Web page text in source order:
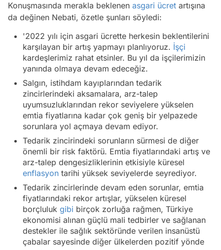
Konuşmasında merakla beklenen asgari ücret artışına
da değinen Nebati, özetle şunları söyledi:
'2022 yılı için asgari ücrette herkesin beklentilerini
karşılayan bir artış yapmayı planlıyoruz. İşçi
kardeşlerimiz rahat etsinler. Bu yıl da işçilerimizin
yanında olmaya devam edeceğiz.
Salgın, istihdam kayıplarından tedarik
zincirlerindeki aksamalara, arz-talep
uyumsuzluklarından rekor seviyelere yükselen
emtia fiyatlarına kadar çok geniş bir yelpazede
sorunlara yol açmaya devam ediyor.
Tedarik zincirindeki sorunların sürmesi de diğer
önemli bir risk faktörü. Emtia fiyatlarındaki artış ve
arz-talep dengesizliklerinin etkisiyle küresel
enflasyon tarihi yüksek seviyelerde seyrediyor.
Tedarik zincirlerinde devam eden sorunlar, emtia
fiyatlarındaki rekor artışlar, yükselen küresel
borçluluk gibi birçok zorluğa rağmen, Türkiye
ekonomisi alınan güçlü mali tedbirler ve sağlanan
destekler ile sağlık sektöründe verilen insanüstü
çabalar sayesinde diğer ülkelerden pozitif yönde